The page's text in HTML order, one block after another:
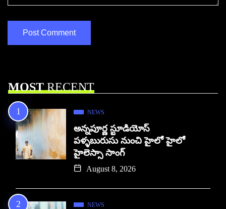
MOSTRECENT
NEWS
అన్నపూర్ణ స్టూడియోస్
పళ్ళబురుసు నుంచి హైలో హైలో
హైలెస్సా సాంగ్
August 8, 2026
NEWS